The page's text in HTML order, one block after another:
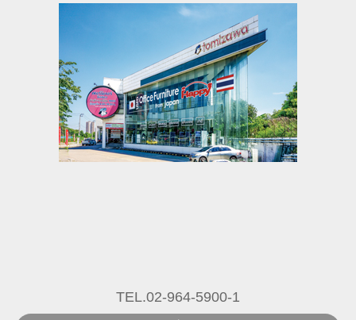
TEL.02-964-5900-1